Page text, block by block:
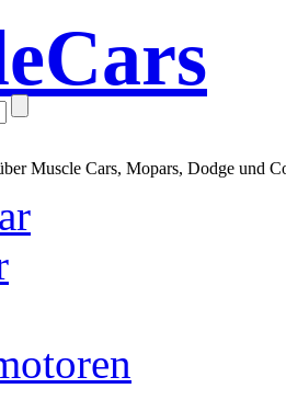
Muscle Cars, Mopars, Dodge und